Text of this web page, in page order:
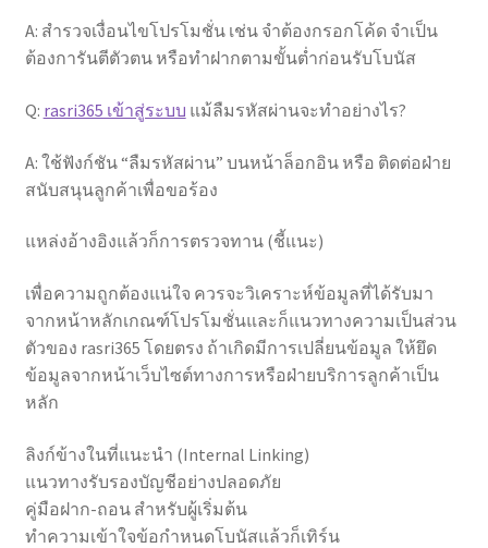
A: สำรวจเงื่อนไขโปรโมชั่น เช่น จำต้องกรอกโค้ด จำเป็น
ต้องการันตีตัวตน หรือทำฝากตามขั้นต่ำก่อนรับโบนัส
Q: rasri365 เข้าสู่ระบบ แม้ลืมรหัสผ่านจะทำอย่างไร?
A: ใช้ฟังก์ชัน “ลืมรหัสผ่าน” บนหน้าล็อกอิน หรือ ติดต่อฝ่าย
สนับสนุนลูกค้าเพื่อขอร้อง
แหล่งอ้างอิงแล้วก็การตรวจทาน (ชี้แนะ)
เพื่อความถูกต้องแน่ใจ ควรจะวิเคราะห์ข้อมูลที่ได้รับมา
จากหน้าหลักเกณฑ์โปรโมชั่นและก็แนวทางความเป็นส่วน
ตัวของ rasri365 โดยตรง ถ้าเกิดมีการเปลี่ยนข้อมูล ให้ยึด
ข้อมูลจากหน้าเว็บไซต์ทางการหรือฝ่ายบริการลูกค้าเป็น
หลัก
ลิงก์ข้างในที่แนะนำ (Internal Linking)
แนวทางรับรองบัญชีอย่างปลอดภัย
คู่มือฝาก-ถอน สำหรับผู้เริ่มต้น
ทำความเข้าใจข้อกำหนดโบนัสแล้วก็เทิร์น